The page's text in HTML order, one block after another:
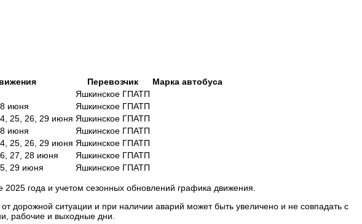
Перевозчик
Марка автобуса
Яшкинское ГПАТП
июня
Яшкинское ГПАТП
25, 26, 29 июня Яшкинское ГПАТП
июня
Яшкинское ГПАТП
25, 26, 29 июня Яшкинское ГПАТП
27, 28 июня
Яшкинское ГПАТП
29 июня Яшкинское ГПАТП
года и учетом сезонных обновлений графика движения.
дорожной ситуации и при наличии аварий может быть увеличено и не совпадать с
рабочие и выходные дни.